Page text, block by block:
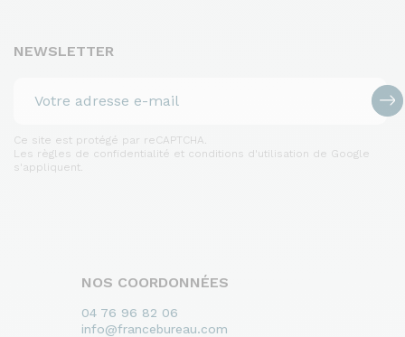
NEWSLETTER
Ce site est protégé par reCAPTCHA.
Les règles de confidentialité et conditions d'utilisation de Google
s'appliquent.
NOS COORDONNÉES
04 76 96 82 06
info@francebureau.com